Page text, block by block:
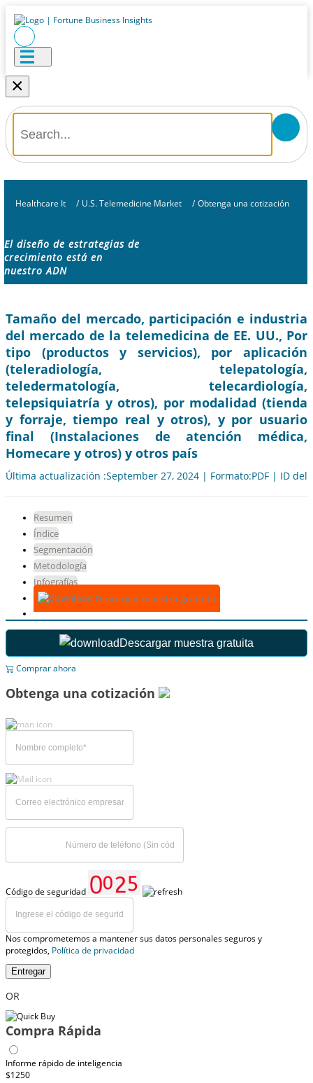
×
Healthcare It / U.S. Telemedicine Market / Obtenga una cotización
El diseño de estrategias de
crecimiento está en
nuestro ADN
Tamaño del mercado, participación e industria
del mercado de la telemedicina de EE. UU., Por
tipo (productos y servicios), por aplicación
(teleradiología, telepatología,
teledermatología, telecardiología,
telepsiquiatría y otros), por modalidad (tienda
y forraje, tiempo real y otros), y por usuario
final (Instalaciones de atención médica,
Homecare y otros) y otros país
Última actualización :September 27, 2024 | Formato:PDF | ID del
Resumen
Índice
Segmentación
Metodología
Infografías
Descargar muestra gratuita
Descargar muestra gratuita
Comprar ahora
Obtenga una cotización
Código de seguridad
Nos comprometemos a mantener sus datos personales seguros y
protegidos, Política de privacidad
Entregar
OR
Compra Rápida
Informe rápido de inteligencia
$1250